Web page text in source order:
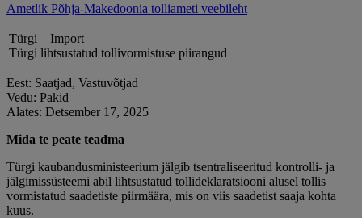
Ametlik Põhja-Makedoonia tolliameti veebileht
Türgi – Import
Türgi lihtsustatud tollivormistuse piirangud
Eest: Saatjad, Vastuvõtjad
Vedu: Pakid
Alates: Detsember 17, 2025
Mida te peate teadma
Türgi kaubandusministeerium jälgib tsentraliseeritud kontrolli- ja
jälgimissüsteemi abil lihtsustatud tollideklaratsiooni alusel tollis
vormistatud saadetiste piirmäära, mis on viis saadetist saaja kohta
kuus.